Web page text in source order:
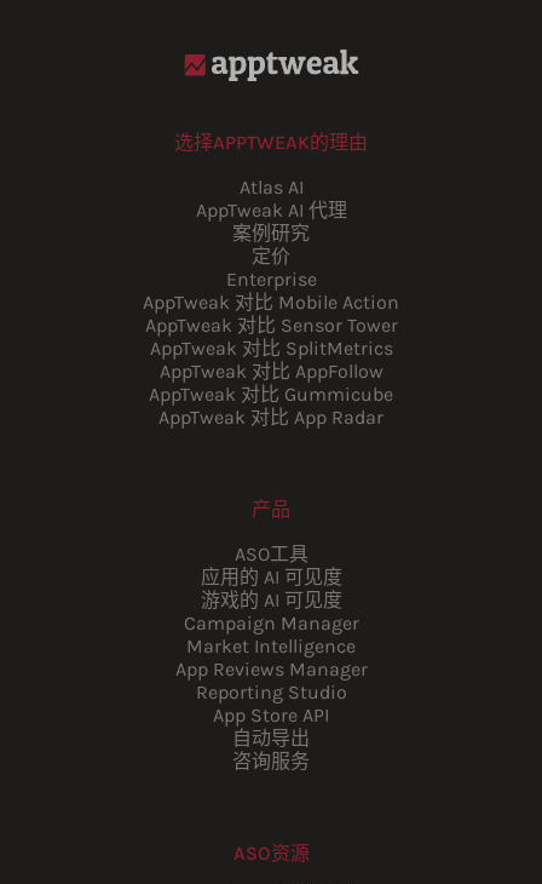
选择APPTWEAK的理由
Atlas AI
AppTweak AI 代理
案例研究
定价
Enterprise
AppTweak 对比 Mobile Action
AppTweak 对比 Sensor Tower
AppTweak 对比 SplitMetrics
AppTweak 对比 AppFollow
AppTweak 对比 Gummicube
AppTweak 对比 App Radar
产品
ASO工具
应用的 AI 可见度
游戏的 AI 可见度
Campaign Manager
Market Intelligence
App Reviews Manager
Reporting Studio
App Store API
自动导出
咨询服务
ASO资源